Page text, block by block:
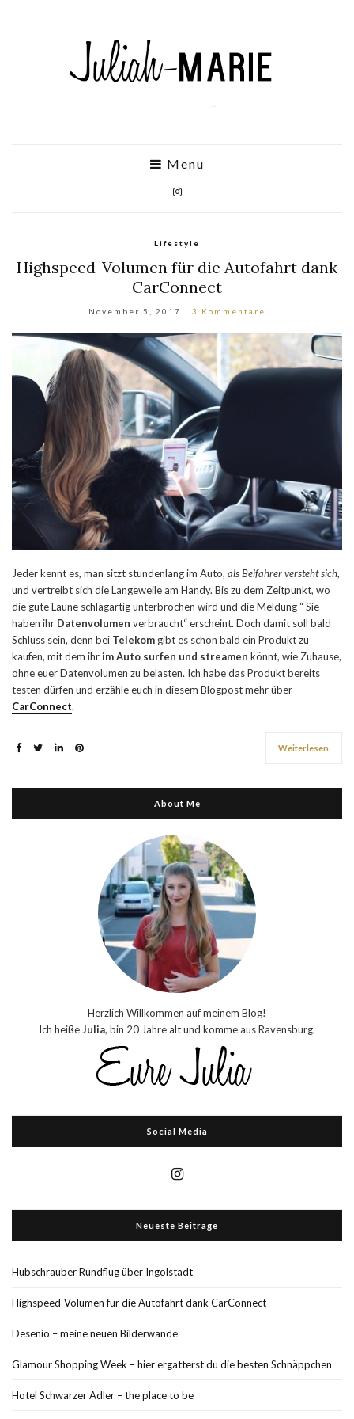
Menu
Lifestyle
Highspeed-Volumen für die Autofahrt dank
CarConnect
November 5, 2017 3 Kommentare
Jeder kennt es, man sitzt stundenlang im Auto, als Beifahrer versteht sich,
und vertreibt sich die Langeweile am Handy. Bis zu dem Zeitpunkt, wo
die gute Laune schlagartig unterbrochen wird und die Meldung “ Sie
haben ihr Datenvolumen verbraucht“ erscheint. Doch damit soll bald
Schluss sein, denn bei Telekom gibt es schon bald ein Produkt zu
kaufen, mit dem ihrim Auto surfen und streamen könnt, wie Zuhause,
ohne euer Datenvolumen zu belasten. Ich habe das Produkt bereits
testen dürfen und erzähle euch in diesem Blogpost mehr über
CarConnect.
Weiterlesen
About Me
Herzlich Willkommen auf meinem Blog!
Ich heißeJulia, bin 20 Jahre alt und komme aus Ravensburg.
Social Media
Neueste Beiträge
Hubschrauber Rundflug über Ingolstadt
Highspeed-Volumen für die Autofahrt dank CarConnect
Desenio – meine neuen Bilderwände
Glamour Shopping Week – hier ergatterst du die besten Schnäppchen
Hotel Schwarzer Adler – the place to be